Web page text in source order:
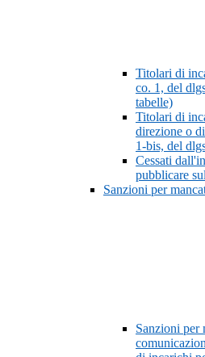
Titolari di
co. 1, del
tabelle)
Titolari di
direzione o
1-bis, del
Cessati
pubblicare
Sanzioni per
Sanzioni per